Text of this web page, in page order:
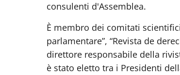
consulenti d'Assemblea.
È membro dei comitati
parlamentare”, “Revista de
direttore responsabile della
è stato eletto tra i Presidenti